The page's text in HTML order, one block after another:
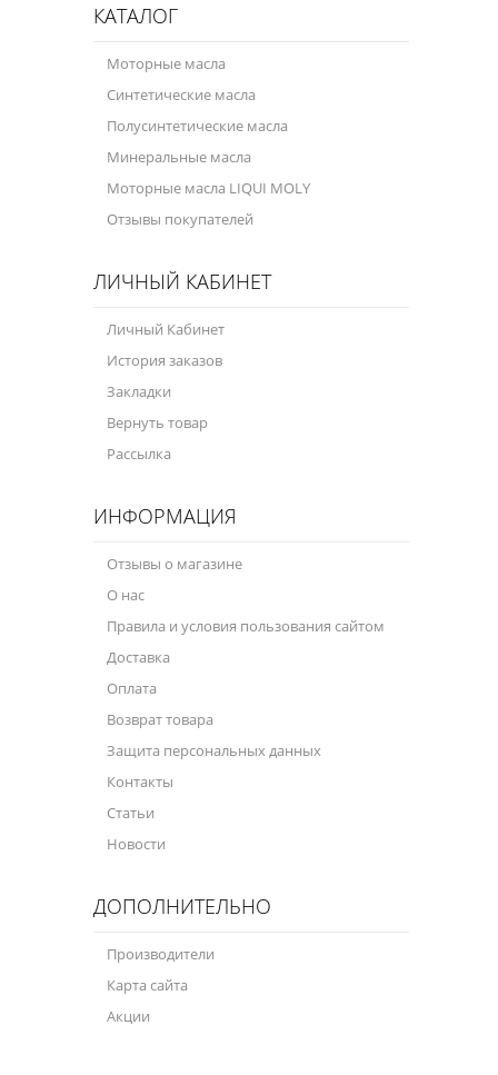
КАТАЛОГ
Моторные масла
Синтетические масла
Полусинтетические масла
Минеральные масла
Моторные масла LIQUI MOLY
Отзывы покупателей
ЛИЧНЫЙ КАБИНЕТ
Личный Кабинет
История заказов
Закладки
Вернуть товар
Рассылка
ИНФОРМАЦИЯ
Отзывы о магазине
О нас
Правила и условия пользования сайтом
Доставка
Оплата
Возврат товара
Защита персональных данных
Контакты
Статьи
Новости
ДОПОЛНИТЕЛЬНО
Производители
Карта сайта
Акции